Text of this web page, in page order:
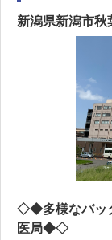
新潟県新潟市秋
◇◆多様なバッ
医局◆◇